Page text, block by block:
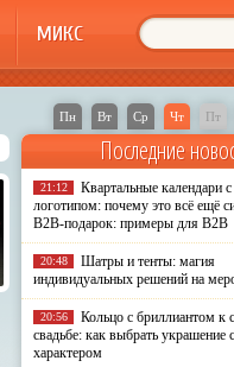
МИКС
Пн Вт Ср Чт Пт
Последние
21:12
Квартальные календари с
логотипом: почему это всё ещё
B2B-подарок: примеры для B2B
20:48
Шатры и тенты: магия
индивидуальных решений на
20:56
Кольцо с бриллиантом к
свадьбе: как выбрать украшение с
характером